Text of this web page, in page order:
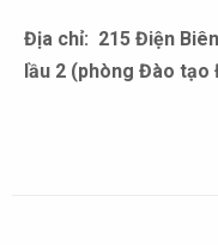
Địa chỉ: 215 Điện Biên
lầu 2 (phòng Đào tạo